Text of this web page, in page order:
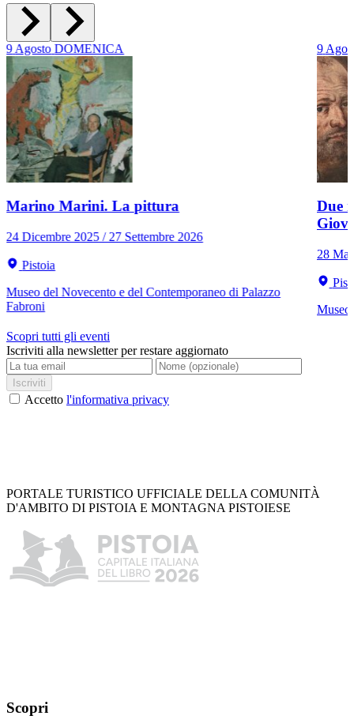
9Agosto DOMENICA
Marino Marini. La pittura
24 Dicembre 2025 / 27 Settembre 2026
Pistoia
Museo del Novecento e del Contemporaneo di Palazzo
Fabroni
9
Due
28
Museo
Scopri tutti gli eventi
Iscriviti alla newsletter per restare aggiornato
Iscriviti
Accetto l'informativa privacy
PORTALE TURISTICO UFFICIALE DELLA COMUNITÀ
D'AMBITO DI PISTOIA E MONTAGNA PISTOIESE
Scopri